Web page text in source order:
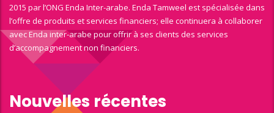
2015 par l’ONG Enda Inter-arabe. Enda Tamweel est spécialisée dans
l’offre de produits et services financiers; elle continuera à collaborer
avec Enda inter-arabe pour offrir à ses clients des services
d’accompagnement non financiers.
Nouvelles récentes